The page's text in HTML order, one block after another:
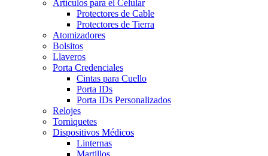
Artículos para el Celular
Protectores de Cable
Protectores de Tierra
Atomizadores
Bolsitos
Llaveros
Porta Credenciales
Cintas para Cuello
Porta IDs
Porta IDs Personalizados
Relojes
Torniquetes
Dispositivos Médicos
Linternas